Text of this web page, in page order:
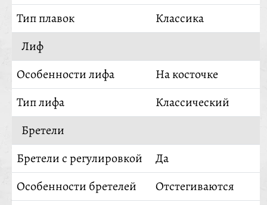
Тип плавок
Классика
Лиф
Особенности лифа
На косточке
Тип лифа
Классический
Бретели
Бретели с регулировкой
Да
Особенности бретелей
Отстегиваются